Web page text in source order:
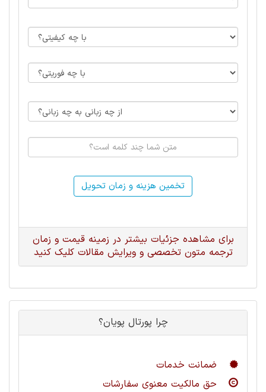
تخمین هزینه و زمان تحویل
برای مشاهده جزئیات بیشتر در زمینه قیمت و زمان
ترجمه متون تخصصی و ویرایش مقالات کلیک کنید
چرا پورتال پویان؟
ضمانت خدمات
حق مالکیت معنوی سفارشات